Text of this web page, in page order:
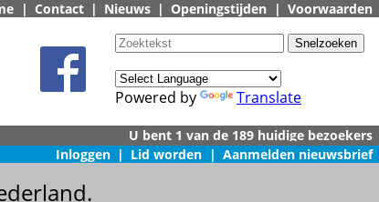
| Contact | Nieuws | Openingstijden | Voorwaarden
Powered by Translate
Inloggen | Lid worden | Aanmelden nieuwsbrief